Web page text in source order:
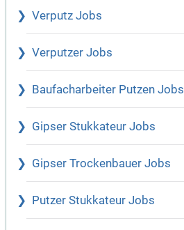
Verputz Jobs
Verputzer Jobs
Baufacharbeiter Putzen Jobs
Gipser Stukkateur Jobs
Gipser Trockenbauer Jobs
Putzer Stukkateur Jobs